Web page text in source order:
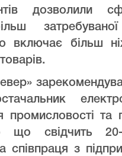
дозволили
включає більш
промисловості та
що свідчить 20-
співпраця з